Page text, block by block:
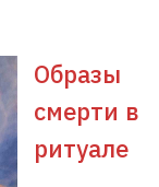
Образы
смерти в
ритуале